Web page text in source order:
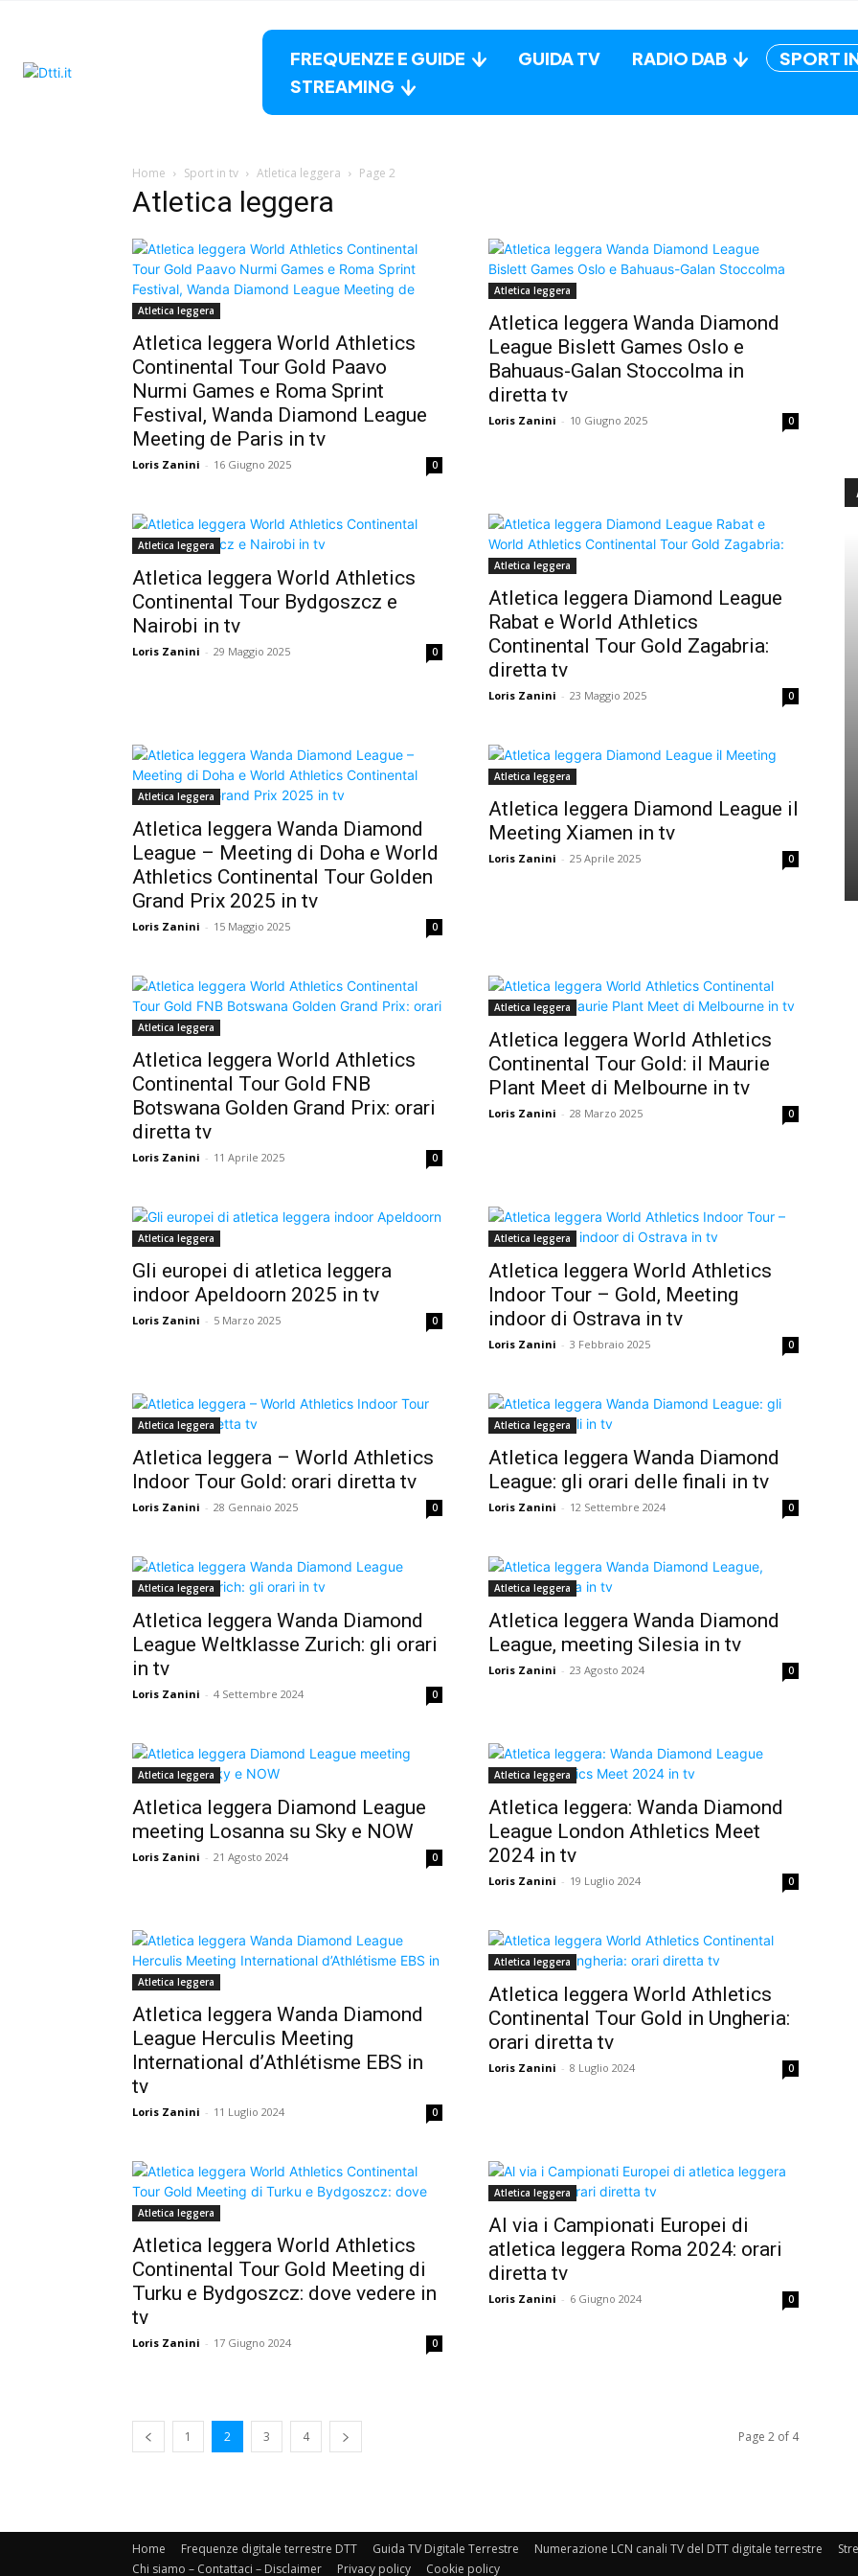
FREQUENZE E GUIDE GUIDA TV RADIO DAB SPORT
STREAMING
Home Sport in tv Atletica leggera Page 2
Atletica leggera
Atletica leggera
Atletica leggera World Athletics
Continental Tour Gold Paavo
Nurmi Games e Roma Sprint
Festival, Wanda Diamond League
Meeting de Paris in tv
Loris Zanini - 16 Giugno 2025 0
Atletica leggera
Atletica leggera Wanda Diamond
League Bislett Games Oslo e
Bahuaus-Galan Stoccolma in
diretta tv
Loris Zanini - 10 Giugno 2025 0
Atletica leggera
Atletica leggera World Athletics
Continental Tour Bydgoszcz e
Nairobi in tv
Loris Zanini - 29 Maggio 2025 0
Atletica leggera
Atletica leggera Diamond League
Rabat e World Athletics
Continental Tour Gold Zagabria:
diretta tv
Loris Zanini - 23 Maggio 2025 0
Atletica leggera
Atletica leggera Wanda Diamond
League – Meeting di Doha e World
Athletics Continental Tour Golden
Grand Prix 2025 in tv
Loris Zanini - 15 Maggio 2025 0
Atletica leggera
Atletica leggera Diamond League il
Meeting Xiamen in tv
Loris Zanini - 25 Aprile 2025 0
Atletica leggera
Atletica leggera World Athletics
Continental Tour Gold FNB
Botswana Golden Grand Prix: orari
diretta tv
Loris Zanini - 11 Aprile 2025 0
Atletica leggera
Atletica leggera World Athletics
Continental Tour Gold: il Maurie
Plant Meet di Melbourne in tv
Loris Zanini - 28 Marzo 2025 0
Atletica leggera
Gli europei di atletica leggera
indoor Apeldoorn 2025 in tv
Loris Zanini - 5 Marzo 2025 0
Atletica leggera
Atletica leggera World Athletics
Indoor Tour – Gold, Meeting
indoor di Ostrava in tv
Loris Zanini - 3 Febbraio 2025 0
Atletica leggera
Atletica leggera – World Athletics
Indoor Tour Gold: orari diretta tv
Loris Zanini - 28 Gennaio 2025 0
Atletica leggera
Atletica leggera Wanda Diamond
League: gli orari delle finali in tv
Loris Zanini - 12 Settembre 2024 0
Atletica leggera
Atletica leggera Wanda Diamond
League Weltklasse Zurich: gli orari
in tv
Loris Zanini - 4 Settembre 2024 0
Atletica leggera
Atletica leggera Wanda Diamond
League, meeting Silesia in tv
Loris Zanini - 23 Agosto 2024 0
Atletica leggera
Atletica leggera Diamond League
meeting Losanna su Sky e NOW
Loris Zanini - 21 Agosto 2024 0
Atletica leggera
Atletica leggera: Wanda Diamond
League London Athletics Meet
2024 in tv
Loris Zanini - 19 Luglio 2024 0
Atletica leggera
Atletica leggera Wanda Diamond
League Herculis Meeting
International d’Athlétisme EBS in
tv
Loris Zanini - 11 Luglio 2024 0
Atletica leggera
Atletica leggera World Athletics
Continental Tour Gold in Ungheria:
orari diretta tv
Loris Zanini - 8 Luglio 2024 0
Atletica leggera
Atletica leggera World Athletics
Continental Tour Gold Meeting di
Turku e Bydgoszcz: dove vedere in
tv
Loris Zanini - 17 Giugno 2024 0
Atletica leggera
Al via i Campionati Europei di
atletica leggera Roma 2024: orari
diretta tv
Loris Zanini - 6 Giugno 2024 0
1 2 3 4 Page 2 of 4
Home Frequenze digitale terrestre DTT Guida TV Digitale Terrestre Numerazione LCN canali TV del DTT digitale terrestre
Chi siamo – Contattaci – Disclaimer
Privacy policy Cookie policy